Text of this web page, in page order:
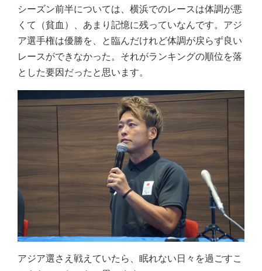
シーズン前半については、横浜でのレースは体調が悪
くて（貧血）、あまり記憶に残っていなんです。アジ
ア選手権は優勝を、と臨んだけれど体調が戻らず良い
レースができなかった。それがランキングの順位を落
とした要因だったと思います。
アジア選さえ戦えていたら、眠れない日々を過ごすこ